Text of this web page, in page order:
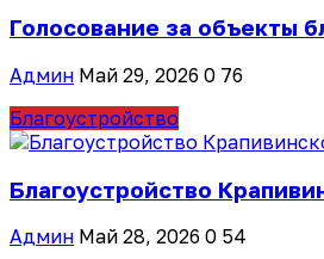
Голосование за объекты
Админ Май 29, 2026 0 76
Благоустройство
Благоустройство
Админ Май 28, 2026 0 54